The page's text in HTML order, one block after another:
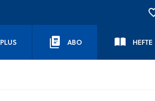
PLUS ABO HEFTE